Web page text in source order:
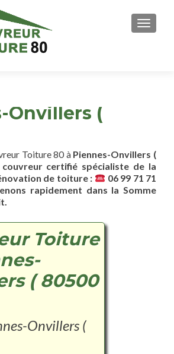
Onvillers (
Toiture 80 à Piennes-Onvillers (
certifié spécialiste de la
de toiture :
06 99 71 71
rapidement dans la Somme
Toiture
( 80500
Onvillers (